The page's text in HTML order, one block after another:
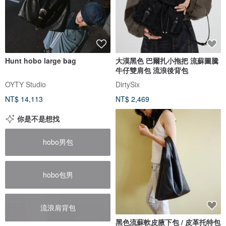
Hunt hobo large bag
OYTY Studio
NT$ 14,113
大漠黑色 巴爾扎小拖把 流蘇圖騰
牛仔雙肩包 流浪後背包
DirtySix
NT$ 2,469
你是不是想找
hobo男包
hobo包男
流浪肩背包
黑色流蘇軟皮腋下包 / 皮革托特包